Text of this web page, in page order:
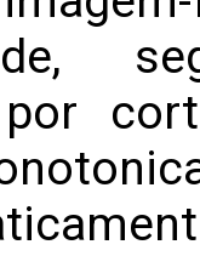
por